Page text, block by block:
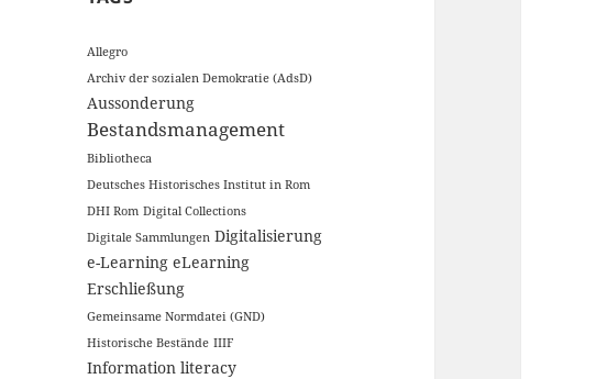
Allegro
Archiv der sozialen Demokratie (AdsD)
Aussonderung
Bestandsmanagement
Bibliotheca
Deutsches Historisches Institut in Rom
DHI Rom Digital Collections
Digitale Sammlungen Digitalisierung
e-Learning eLearning
Erschließung
Gemeinsame Normdatei (GND)
Historische Bestände IIIF
Information literacy